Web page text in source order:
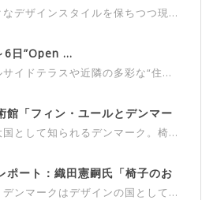
なデザインスタイルを保ちつつ現...
6日”Open ...
イドテラスや近隣の多彩な“住...
館「フィン・ユールとデンマー
国として知られるデンマーク。椅...
ポート：織田憲嗣氏「椅子のお
ンマークはデザインの国として...